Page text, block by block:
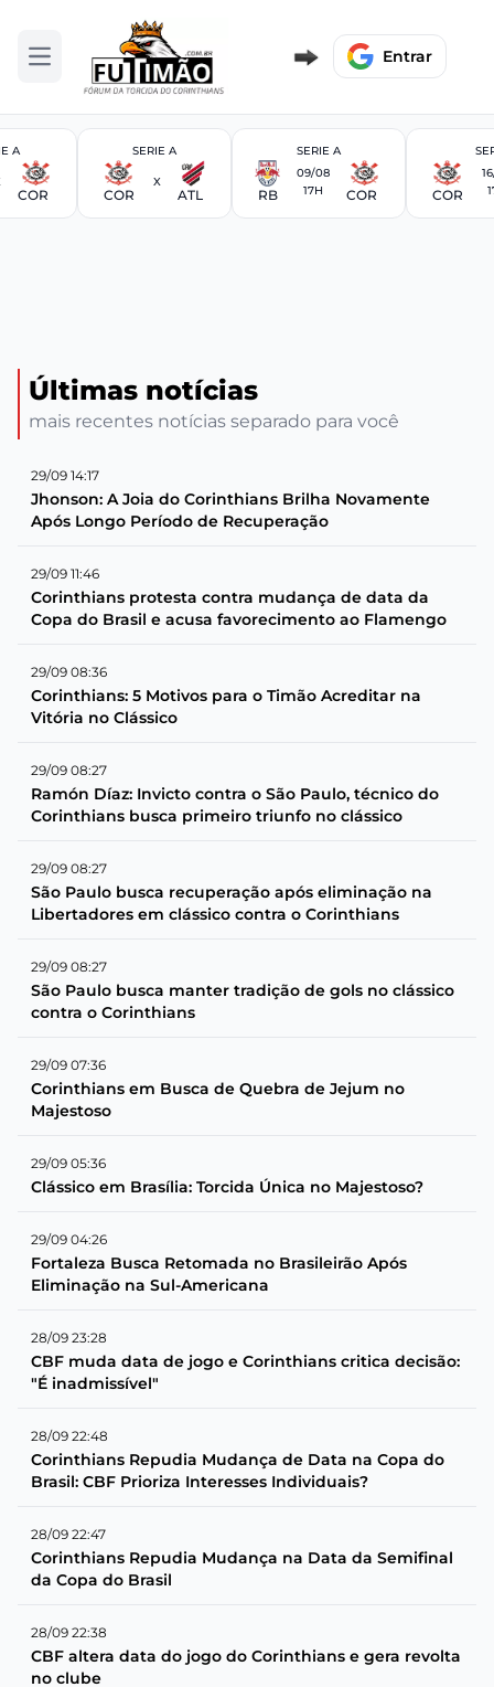
Abrir menu Entrar
A
COR
SERIE A
COR
X
ATL
SERIE A
RB
09/08
17H
COR COR
Últimas notícias
mais recentes notícias separado para você
29/09 14:17
Jhonson: A Joia do Corinthians Brilha Novamente
Após Longo Período de Recuperação
29/09 11:46
Corinthians protesta contra mudança de data da
Copa do Brasil e acusa favorecimento ao Flamengo
29/09 08:36
Corinthians: 5 Motivos para o Timão Acreditar na
Vitória no Clássico
29/09 08:27
Ramón Díaz: Invicto contra o São Paulo, técnico do
Corinthians busca primeiro triunfo no clássico
29/09 08:27
São Paulo busca recuperação após eliminação na
Libertadores em clássico contra o Corinthians
29/09 08:27
São Paulo busca manter tradição de gols no clássico
contra o Corinthians
29/09 07:36
Corinthians em Busca de Quebra de Jejum no
Majestoso
29/09 05:36
Clássico em Brasília: Torcida Única no Majestoso?
29/09 04:26
Fortaleza Busca Retomada no Brasileirão Após
Eliminação na Sul-Americana
28/09 23:28
CBF muda data de jogo e Corinthians critica decisão:
"É inadmissível"
28/09 22:48
Corinthians Repudia Mudança de Data na Copa do
Brasil: CBF Prioriza Interesses Individuais?
28/09 22:47
Corinthians Repudia Mudança na Data da Semifinal
da Copa do Brasil
28/09 22:38
CBF altera data do jogo do Corinthians e gera revolta
no clube